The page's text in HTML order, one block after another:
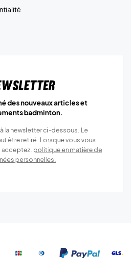
des nouveaux articles et
badminton.
la newsletter ci-dessous. Le
être retiré. Lorsque vous vous
acceptez. politique en matière de
personnelles.